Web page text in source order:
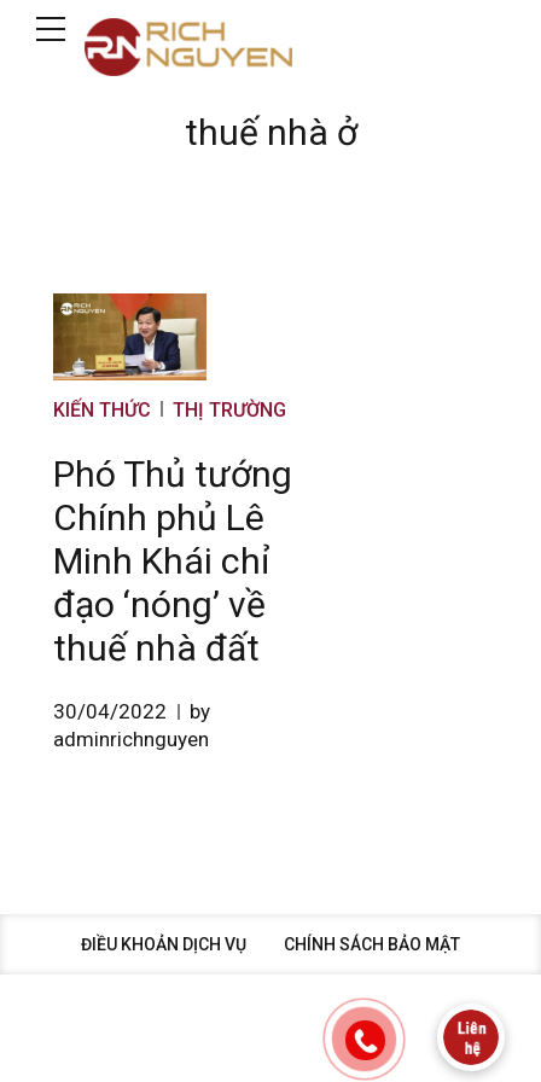
thuế nhà ở
KIẾN THỨC THỊ TRƯỜNG
Phó Thủ tướng
Chính phủ Lê
Minh Khái chỉ
đạo ‘nóng’ về
thuế nhà đất
30/04/2022
by
adminrichnguyen
ĐIỀU KHOẢN DỊCH VỤ CHÍNH SÁCH BẢO MẬT